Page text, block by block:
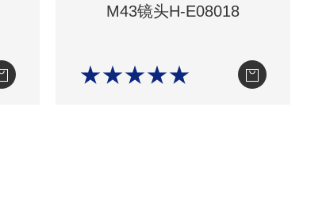
M43镜头H-E08018
★★★★★